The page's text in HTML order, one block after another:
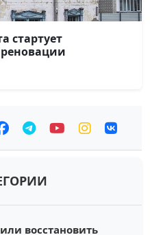
стартует
восстановить